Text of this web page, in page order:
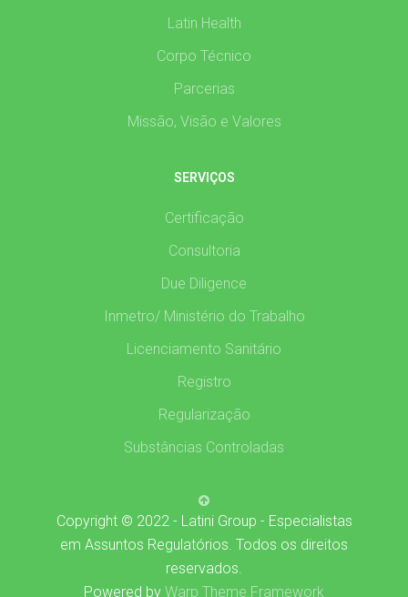
Latin Health
Corpo Técnico
Parcerias
Missão, Visão e Valores
SERVIÇOS
Certificação
Consultoria
Due Diligence
Inmetro/ Ministério do Trabalho
Licenciamento Sanitário
Registro
Regularização
Substâncias Controladas
Copyright © 2022 - Latini Group - Especialistas
em Assuntos Regulatórios. Todos os direitos
reservados.
Powered by Warp Theme Framework